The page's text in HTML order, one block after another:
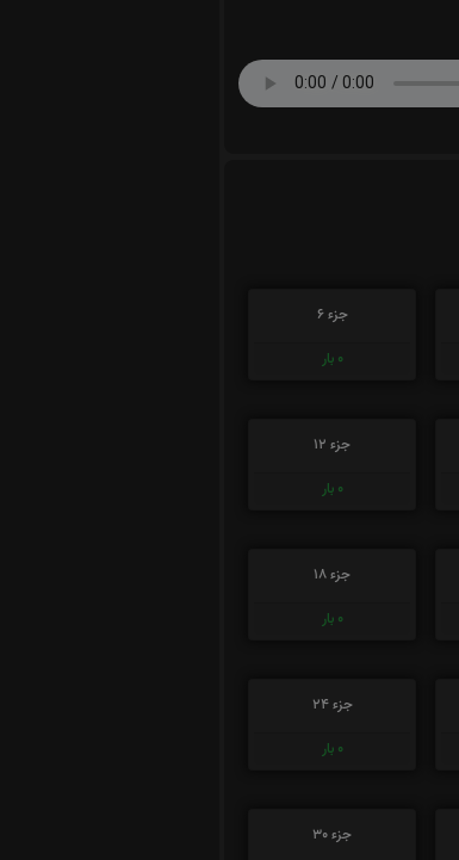
جزء 6
0 بار
جزء 12
0 بار
جزء 18
0 بار
جزء 24
0 بار
جزء 30